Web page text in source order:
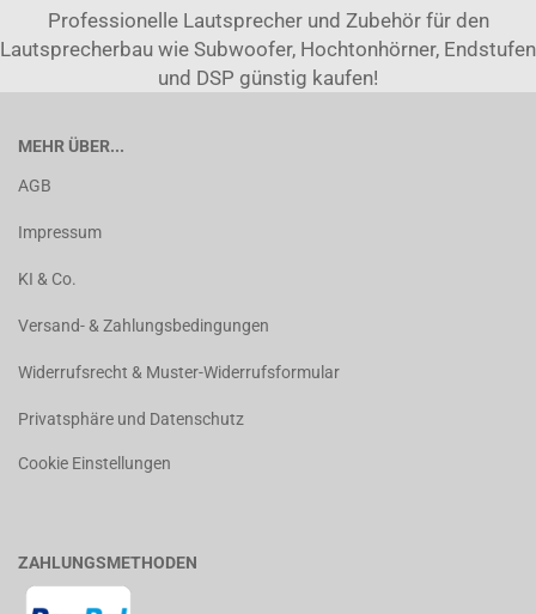
Professionelle Lautsprecher und Zubehör für den
Lautsprecherbau wie Subwoofer, Hochtonhörner, Endstufen
und DSP günstig kaufen!
MEHR ÜBER...
AGB
Impressum
KI & Co.
Versand- & Zahlungsbedingungen
Widerrufsrecht & Muster-Widerrufsformular
Privatsphäre und Datenschutz
Cookie Einstellungen
ZAHLUNGSMETHODEN